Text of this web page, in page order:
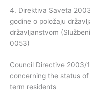
4. Direktiva Saveta
godine o položaju
državljanstvom
0053)
Council Directive 2003/
concerning the status
term residents